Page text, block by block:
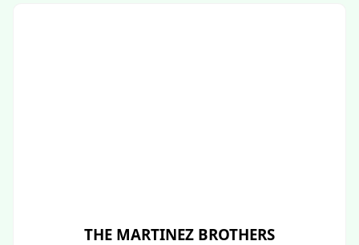
THE MARTINEZ BROTHERS